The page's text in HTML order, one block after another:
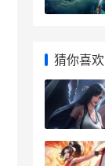
猜你喜欢